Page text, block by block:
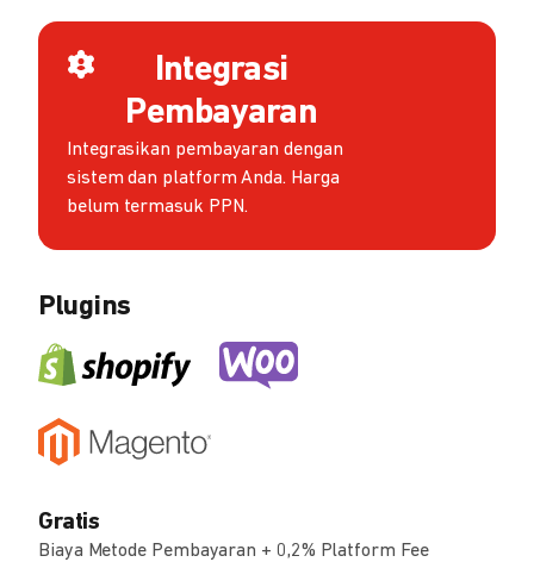
Integrasi
Pembayaran
Integrasikan pembayaran dengan
sistem dan platform Anda. Harga
belum termasuk PPN.
Plugins
Gratis
Biaya Metode Pembayaran + 0,2% Platform Fee